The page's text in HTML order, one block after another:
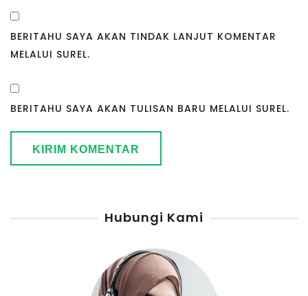
BERITAHU SAYA AKAN TINDAK LANJUT KOMENTAR
MELALUI SUREL.
BERITAHU SAYA AKAN TULISAN BARU MELALUI SUREL.
Hubungi Kami